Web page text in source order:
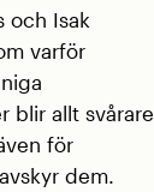
och Isak
varför
blir allt svårare
för
dem.